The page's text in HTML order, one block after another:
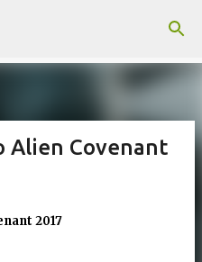
principal
Alien Covenant
2017